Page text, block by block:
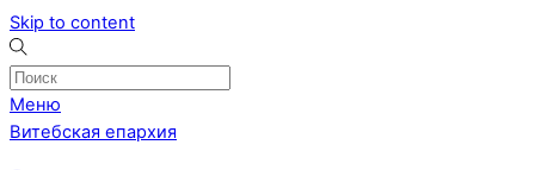
Skip to content
Меню
Витебская епархия